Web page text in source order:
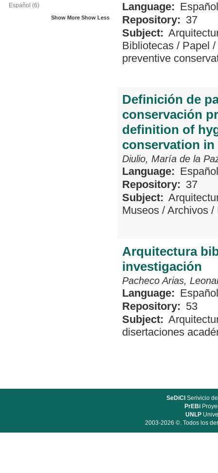
Español (6)
Show More Show Less
Language: Español
Repository: 37
Subject:
Bibliotecas / Papel /
preventive
Definición de
conservación
definition of
conservation
Diulio, María de la
Language: Español
Repository: 37
Subject:
Museos / Archivos /
Arquitectura
investigación
Pacheco Arias,
Language: Español
Repository: 53
Subject:
disertaciones
SeDiCI Serivicio
PrEBi
UNLP
2003-2026 ©. Todos los